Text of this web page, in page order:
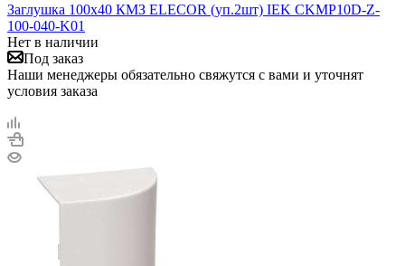
Заглушка 100х40 КМЗ ELECOR (уп.2шт) IEK CKMP10D-Z-
100-040-K01
Нет в наличии
Под заказ
Наши менеджеры обязательно свяжутся с вами и уточнят
условия заказа